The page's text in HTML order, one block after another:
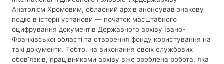
Анатолієм Хромовим, обласний архів анонсував знакову
подію в історії установи — початок масштабного
оцифрування документів Державного архіву Івано-
Франківської області та створення фонду користування на
такі документи. Тобто, на виконання своїх службових
обов’язків, працівниками архіву вже зроблена робота, яка